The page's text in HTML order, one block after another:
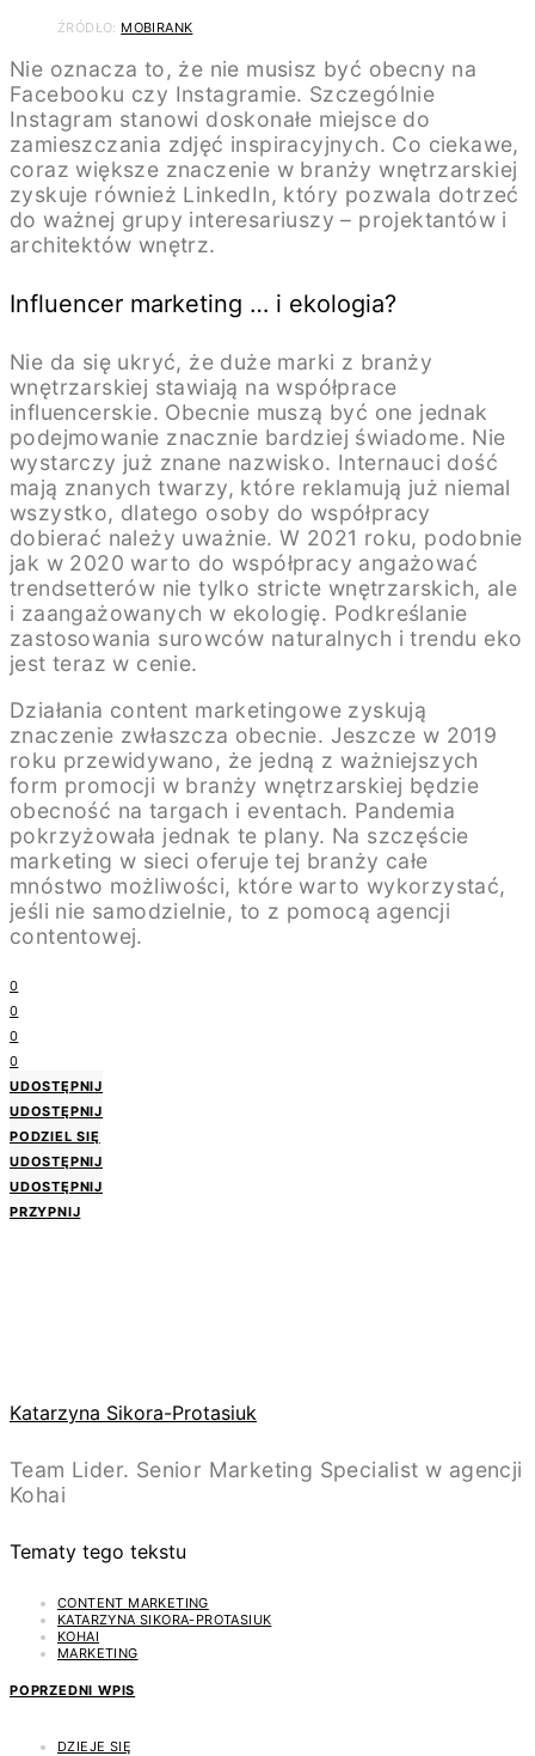
ŹRÓDŁO: MOBIRANK
Nie oznacza to, że nie musisz być obecny na
Facebooku czy Instagramie. Szczególnie
Instagram stanowi doskonałe miejsce do
zamieszczania zdjęć inspiracyjnych. Co ciekawe,
coraz większe znaczenie w branży wnętrzarskiej
zyskuje również LinkedIn, który pozwala dotrzeć
do ważnej grupy interesariuszy – projektantów i
architektów wnętrz.
Influencer marketing … i ekologia?
Nie da się ukryć, że duże marki z branży
wnętrzarskiej stawiają na współprace
influencerskie. Obecnie muszą być one jednak
podejmowanie znacznie bardziej świadome. Nie
wystarczy już znane nazwisko. Internauci dość
mają znanych twarzy, które reklamują już niemal
wszystko, dlatego osoby do współpracy
dobierać należy uważnie. W 2021 roku, podobnie
jak w 2020 warto do współpracy angażować
trendsetterów nie tylko stricte wnętrzarskich, ale
i zaangażowanych w ekologię. Podkreślanie
zastosowania surowców naturalnych i trendu eko
jest teraz w cenie.
Działania content marketingowe zyskują
znaczenie zwłaszcza obecnie. Jeszcze w 2019
roku przewidywano, że jedną z ważniejszych
form promocji w branży wnętrzarskiej będzie
obecność na targach i eventach. Pandemia
pokrzyżowała jednak te plany. Na szczęście
marketing w sieci oferuje tej branży całe
mnóstwo możliwości, które warto wykorzystać,
jeśli nie samodzielnie, to z pomocą agencji
contentowej.
0
0
0
0
UDOSTĘPNIJ
UDOSTĘPNIJ
PODZIEL SIĘ
UDOSTĘPNIJ
UDOSTĘPNIJ
PRZYPNIJ
Katarzyna Sikora-Protasiuk
Team Lider. Senior Marketing Specialist w agencji
Kohai
Tematy tego tekstu
CONTENT MARKETING
KATARZYNA SIKORA-PROTASIUK
KOHAI
MARKETING
POPRZEDNI WPIS
DZIEJE SIĘ